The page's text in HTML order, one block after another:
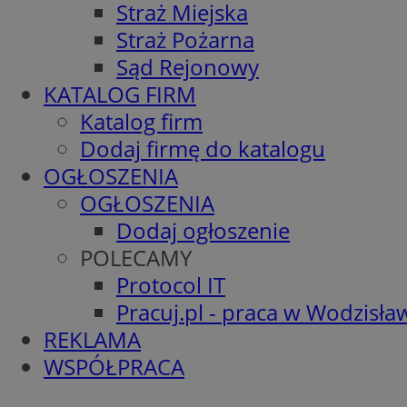
Straż Miejska
Straż Pożarna
Sąd Rejonowy
KATALOG FIRM
Katalog firm
Dodaj firmę do katalogu
OGŁOSZENIA
OGŁOSZENIA
Dodaj ogłoszenie
POLECAMY
Protocol IT
Pracuj.pl - praca w
REKLAMA
WSPÓŁPRACA